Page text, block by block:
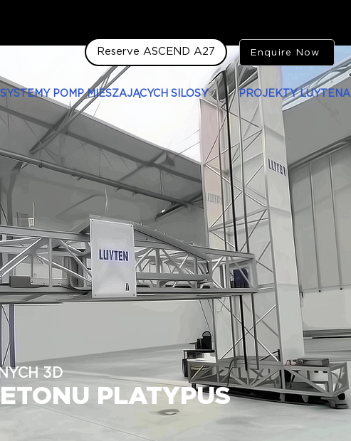
Reserve ASCEND A27 Enquire Now
SYSTEMY POMP MIESZAJĄCYCH SILOSY PROJEKTY LUYTENA
3D
PLATYPUS